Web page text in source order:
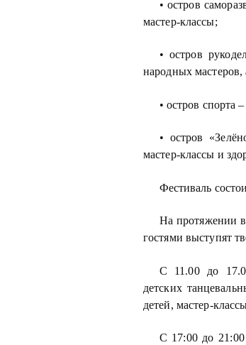
• остров
мастер-классы;
• остров
народных
• остров спорта
• остров
мастер-классы и
Фестиваль
На протяжении
гостями выступят
С 11.00 до
детских
детей, мастер-
С 17:00 до 21:00